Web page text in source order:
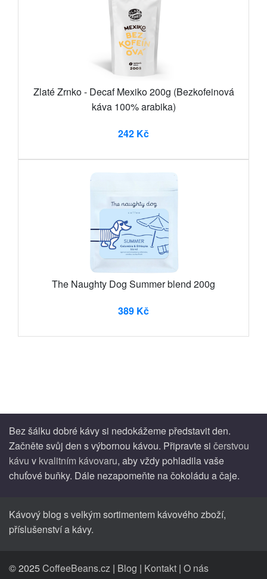
Zlaté Zrnko - Decaf Mexiko 200g (Bezkofeinová
káva 100% arabika)
242 Kč
The Naughty Dog Summer blend 200g
389 Kč
Bez šálku dobré kávy si nedokážeme představit den.
Začněte svůj den s výbornou kávou. Připravte si čerstvou
kávu v kvalitním kávovaru, aby vždy pohladila vaše
chuťové buňky. Dále nezapomeňte na čokoládu a čaje.
Kávový blog s velkým sortimentem kávového zboží,
příslušenství a kávy.
© 2025CoffeeBeans.cz | Blog | Kontakt | O nás